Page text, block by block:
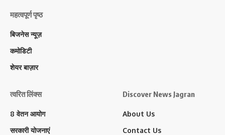
महत्वपूर्ण पृष्ठ
बिजनेस न्यूज़
कमोडिटी
शेयर बाज़ार
त्वरित लिंक्स
8 वेतन आयोग
सरकारी योजनाएं
Discover News Jagran
About Us
Contact Us